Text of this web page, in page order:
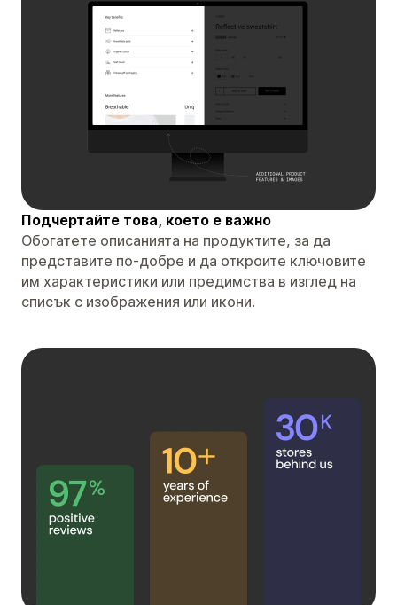
Подчертайте това, което е важно
Обогатете описанията на продуктите, за да
представите по-добре и да откроите ключовите
им характеристики или предимства в изглед на
списък с изображения или икони.